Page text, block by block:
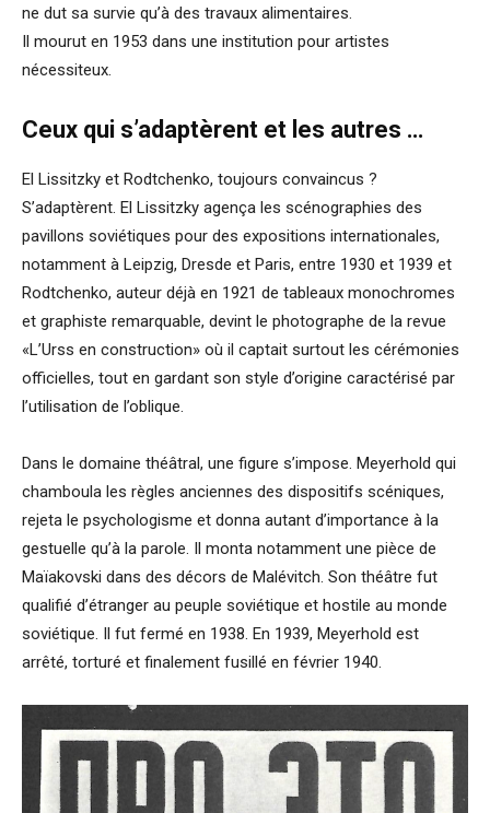
ne dut sa survie qu’à des travaux alimentaires.
Il mourut en 1953 dans une institution pour artistes
nécessiteux.
Ceux qui s’adaptèrent et les autres …
El Lissitzky et Rodtchenko, toujours convaincus ?
S’adaptèrent. El Lissitzky agença les scénographies des
pavillons soviétiques pour des expositions internationales,
notamment à Leipzig, Dresde et Paris, entre 1930 et 1939 et
Rodtchenko, auteur déjà en 1921 de tableaux monochromes
et graphiste remarquable, devint le photographe de la revue
«L’Urss en construction» où il captait surtout les cérémonies
officielles, tout en gardant son style d’origine caractérisé par
l’utilisation de l’oblique.
Dans le domaine théâtral, une figure s’impose. Meyerhold qui
chamboula les règles anciennes des dispositifs scéniques,
rejeta le psychologisme et donna autant d’importance à la
gestuelle qu’à la parole. Il monta notamment une pièce de
Maïakovski dans des décors de Malévitch. Son théâtre fut
qualifié d’étranger au peuple soviétique et hostile au monde
soviétique. Il fut fermé en 1938. En 1939, Meyerhold est
arrêté, torturé et finalement fusillé en février 1940.